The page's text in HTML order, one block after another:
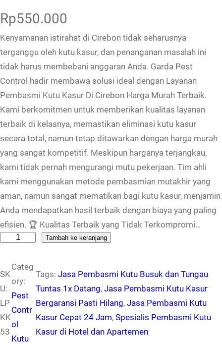
Rp550.000
Kenyamanan istirahat di Cirebon tidak seharusnya
terganggu oleh kutu kasur, dan penanganan masalah ini
tidak harus membebani anggaran Anda. Garda Pest
Control hadir membawa solusi ideal dengan Layanan
Pembasmi Kutu Kasur Di Cirebon Harga Murah Terbaik.
Kami berkomitmen untuk memberikan kualitas layanan
terbaik di kelasnya, memastikan eliminasi kutu kasur
secara total, namun tetap ditawarkan dengan harga murah
yang sangat kompetitif. Meskipun harganya terjangkau,
kami tidak pernah mengurangi mutu pekerjaan. Tim ahli
kami menggunakan metode pembasmian mutakhir yang
aman, namun sangat mematikan bagi kutu kasur, menjamin
Anda mendapatkan hasil terbaik dengan biaya yang paling
efisien. 🏆 Kualitas Terbaik yang Tidak Terkompromi…
Tambah ke keranjang
SK
U:
LP
KK
53
Categ
ory:
Pest
Contr
ol
Kutu
Tags: Jasa Pembasmi Kutu Busuk dan Tungau
Tuntas 1x Datang, Jasa Pembasmi Kutu Kasur
Bergaransi Pasti Hilang, Jasa Pembasmi Kutu
Kasur Cepat 24 Jam, Spesialis Pembasmi Kutu
Kasur di Hotel dan Apartemen